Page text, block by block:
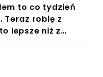
to co tydzień
Teraz robię z
lepsze niż z